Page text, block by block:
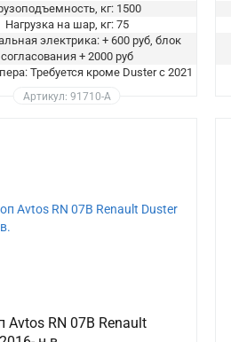
кг: 1500
Нагрузка на шар, кг: 75
электрика: + 600 руб, блок
согласования + 2000 руб
Требуется кроме Duster c 2021
Артикул: 91710-А
Avtos RN 07B Renault